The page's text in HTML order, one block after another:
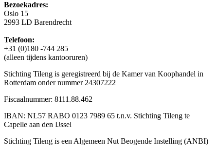
Bezoekadres:
Oslo 15
2993 LD Barendrecht
Telefoon:
+31 (0)180 -744 285
(alleen tijdens kantooruren)
Stichting Tileng is geregistreerd bij de Kamer van Koophandel in
Rotterdam onder nummer 24307222
Fiscaalnummer: 8111.88.462
IBAN: NL57 RABO 0123 7989 65 t.n.v. Stichting Tileng te
Capelle aan den IJssel
Stichting Tileng is een Algemeen Nut Beogende Instelling (ANBI)